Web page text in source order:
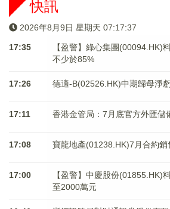
快訊
2026年8月9日 星期天 07:17:37
17:35
【盈警】綠心集團(00094.HK)
不少於85%
17:26 德適-B(02526.HK)中期歸母淨
17:11 香港金管局：7月底官方外匯儲
17:08 寶龍地產(01238.HK)7月合約
17:00
【盈警】中慶股份(01855.HK)
至2000萬元